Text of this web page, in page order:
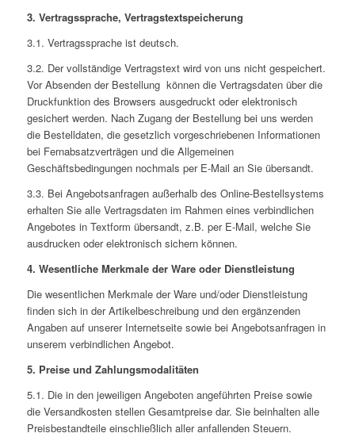
3. Vertragssprache, Vertragstextspeicherung
3.1. Vertragssprache ist deutsch.
3.2. Der vollständige Vertragstext wird von uns nicht gespeichert.
Vor Absenden der Bestellung können die Vertragsdaten über die
Druckfunktion des Browsers ausgedruckt oder elektronisch
gesichert werden. Nach Zugang der Bestellung bei uns werden
die Bestelldaten, die gesetzlich vorgeschriebenen Informationen
bei Fernabsatzverträgen und die Allgemeinen
Geschäftsbedingungen nochmals per E-Mail an Sie übersandt.
3.3. Bei Angebotsanfragen außerhalb des Online-Bestellsystems
erhalten Sie alle Vertragsdaten im Rahmen eines verbindlichen
Angebotes in Textform übersandt, z.B. per E-Mail, welche Sie
ausdrucken oder elektronisch sichern können.
4. Wesentliche Merkmale der Ware oder Dienstleistung
Die wesentlichen Merkmale der Ware und/oder Dienstleistung
finden sich in der Artikelbeschreibung und den ergänzenden
Angaben auf unserer Internetseite sowie bei Angebotsanfragen in
unserem verbindlichen Angebot.
5. Preise und Zahlungsmodalitäten
5.1. Die in den jeweiligen Angeboten angeführten Preise sowie
die Versandkosten stellen Gesamtpreise dar. Sie beinhalten alle
Preisbestandteile einschließlich aller anfallenden Steuern.